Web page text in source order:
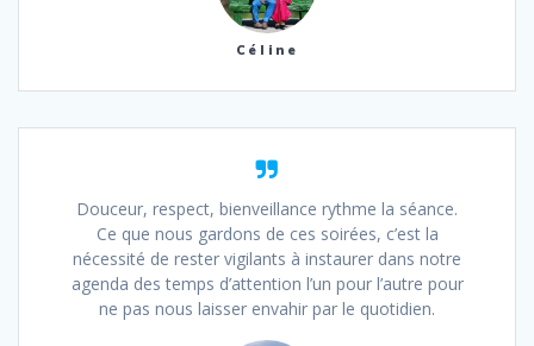
Céline
Douceur, respect, bienveillance rythme la séance.
Ce que nous gardons de ces soirées, c’est la
nécessité de rester vigilants à instaurer dans notre
agenda des temps d’attention l’un pour l’autre pour
ne pas nous laisser envahir par le quotidien.